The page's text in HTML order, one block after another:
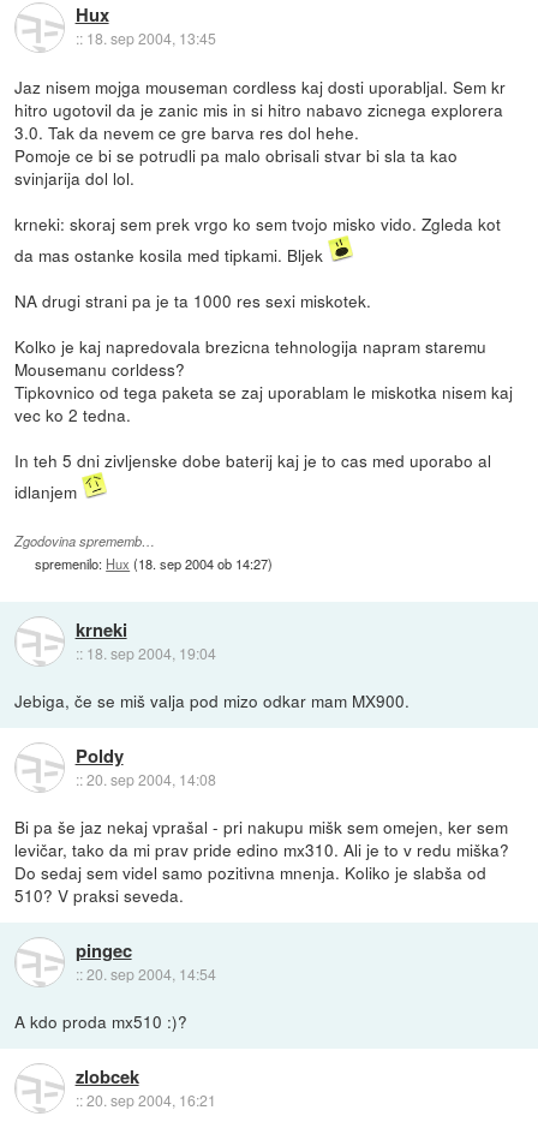
Hux
:: 18. sep 2004, 13:45
Jaz nisem mojga mouseman cordless kaj dosti uporabljal. Sem kr
hitro ugotovil da je zanic mis in si hitro nabavo zicnega explorera
3.0. Tak da nevem ce gre barva res dol hehe.
Pomoje ce bi se potrudli pa malo obrisali stvar bi sla ta kao
svinjarija dol lol.
krneki: skoraj sem prek vrgo ko sem tvojo misko vido. Zgleda kot
da mas ostanke kosila med tipkami. Bljek
NA drugi strani pa je ta 1000 res sexi miskotek.
Kolko je kaj napredovala brezicna tehnologija napram staremu
Mousemanu corldess?
Tipkovnico od tega paketa se zaj uporablam le miskotka nisem kaj
vec ko 2 tedna.
In teh 5 dni zivljenske dobe baterij kaj je to cas med uporabo al
idlanjem
Zgodovina sprememb…
spremenilo: Hux (18. sep 2004 ob 14:27)
krneki
:: 18. sep 2004, 19:04
Jebiga, če se miš valja pod mizo odkar mam MX900.
Poldy
::20. sep 2004, 14:08
Bi pa še jaz nekaj vprašal - pri nakupu mišk sem omejen, ker sem
levičar, tako da mi prav pride edino mx310. Ali je to v redu miška?
Do sedaj sem videl samo pozitivna mnenja. Koliko je slabša od
510? V praksi seveda.
pingec
::20. sep 2004, 14:54
A kdo proda mx510 :)?
zlobcek
::20. sep 2004, 16:21